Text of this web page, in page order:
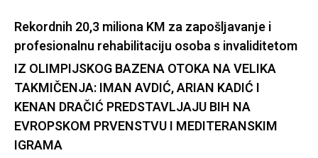
Rekordnih 20,3 miliona KM za zapošljavanje i
profesionalnu rehabilitaciju osoba s invaliditetom
IZ OLIMPIJSKOG BAZENA OTOKA NA VELIKA
TAKMIČENJA: IMAN AVDIĆ, ARIAN KADIĆ I
KENAN DRAČIĆ PREDSTAVLJAJU BIH NA
EVROPSKOM PRVENSTVU I MEDITERANSKIM
IGRAMA